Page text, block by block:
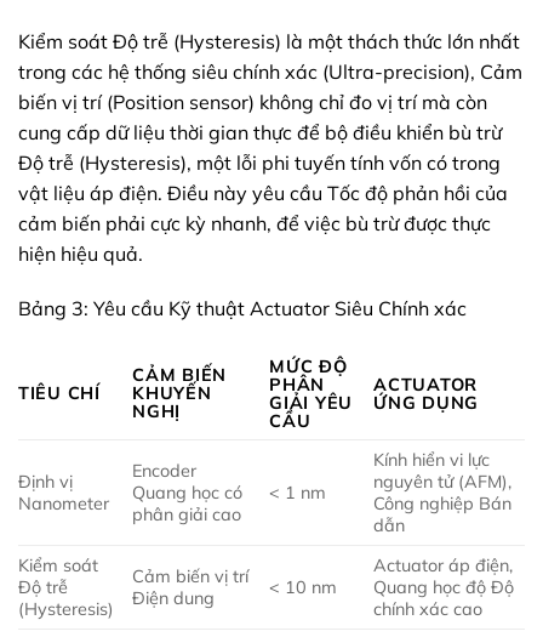
Kiểm soát Độ trễ (Hysteresis) là một thách thức lớn nhất
trong các hệ thống siêu chính xác (Ultra-precision), Cảm
biến vị trí (Position sensor) không chỉ đo vị trí mà còn
cung cấp dữ liệu thời gian thực để bộ điều khiển bù trừ
Độ trễ (Hysteresis), một lỗi phi tuyến tính vốn có trong
vật liệu áp điện. Điều này yêu cầu Tốc độ phản hồi của
cảm biến phải cực kỳ nhanh, để việc bù trừ được thực
hiện hiệu quả.
Bảng 3: Yêu cầu Kỹ thuật Actuator Siêu Chính xác
TIÊU CHÍ
CẢM BIẾN
KHUYẾN
NGHỊ
MỨC ĐỘ
PHÂN
GIẢI YÊU
CẦU
ACTUATOR
ỨNG DỤNG
Định vị
Nanometer
Encoder
Quang học có
phân giải cao
< 1 nm
Kính hiển vi lực
nguyên tử (AFM),
Công nghiệp Bán
dẫn
Kiểm soát
Độ trễ
(Hysteresis)
Cảm biến vị trí
Điện dung
< 10 nm
Actuator áp điện,
Quang học độ Độ
chính xác cao